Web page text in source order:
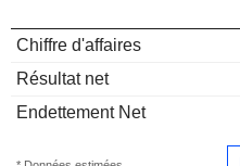
Chiffre d'affaires
Résultat net
Endettement Net